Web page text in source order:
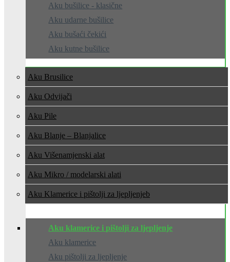
Aku bušilice - klasične
Aku udarne bušilice
Aku bušaći čekići
Aku kutne bušilice
Aku Brusilice
Aku Odvijači
Aku Pile
Aku Blanje – Blanjalice
Aku Višenamjenski alat
Aku Mikro / modelarski alati
Aku Klamerice i pištolji za ljepljenje
Aku klamerice i pištolji za ljepljenje
Aku klamerice
Aku pištolji za ljepljenje